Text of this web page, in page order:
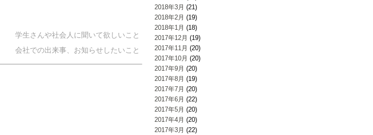
2018年3月 (21)
2018年2月 (19)
2018年1月 (18)
2017年12月 (19)
2017年11月 (20)
2017年10月 (20)
2017年9月 (20)
2017年8月 (19)
2017年7月 (20)
2017年6月 (22)
2017年5月 (20)
2017年4月 (20)
2017年3月 (22)
学生さんや社会人に聞いて欲しいこと
会社での出来事、お知らせしたいこと